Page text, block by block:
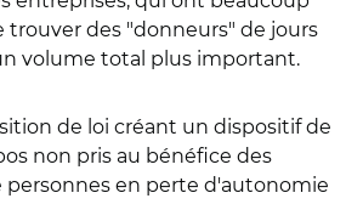
trouver des "donneurs" de jours
volume total plus important.
de loi créant un dispositif de
non pris au bénéfice des
personnes en perte d'autonomie